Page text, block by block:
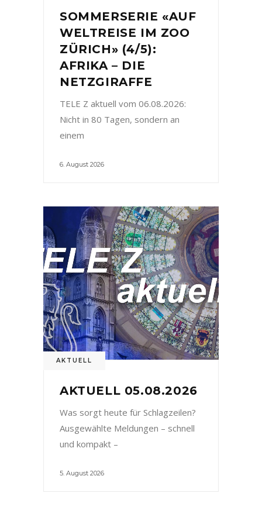
SOMMERSERIE «AUF
WELTREISE IM ZOO
ZÜRICH» (4/5):
AFRIKA – DIE
NETZGIRAFFE
TELE Z aktuell vom 06.08.2026:
Nicht in 80 Tagen, sondern an
einem
6. August 2026
AKTUELL
AKTUELL 05.08.2026
Was sorgt heute für Schlagzeilen?
Ausgewählte Meldungen – schnell
und kompakt –
5. August 2026